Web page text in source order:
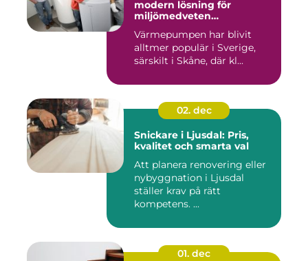
modern lösning för
miljömedveten
Värmepumpen har blivit
alltmer populär i Sverige,
särskilt i Skåne, där kl...
02. dec
Snickare i Ljusdal: Pris,
kvalitet och smarta val
Att planera renovering eller
nybyggnation i Ljusdal
ställer krav på rätt
kompetens. ...
01. dec